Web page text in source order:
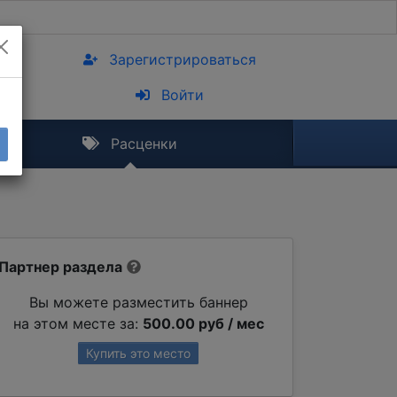
Зарегистрироваться
Войти
Расценки
Партнер раздела
Вы можете разместить баннер
на этом месте за: 500.00 руб / мес
Купить это место